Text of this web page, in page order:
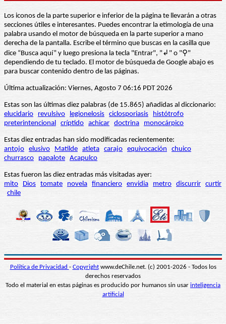
Los iconos de la parte superior e inferior de la página te llevarán a otras
secciones útiles e interesantes. Puedes encontrar la etimología de una
palabra usando el motor de búsqueda en la parte superior a mano
derecha de la pantalla. Escribe el término que buscas en la casilla que
dice “Busca aquí” y luego presiona la tecla "Entrar", "↲" o "⚲"
dependiendo de tu teclado. El motor de búsqueda de Google abajo es
para buscar contenido dentro de las páginas.
Última actualización: Viernes, Agosto 7 06:16 PDT 2026
Estas son las últimas diez palabras (de 15.865) añadidas al diccionario:
elucidario
revulsivo legionelosis ciclosporiasis
histótrofo
preterintencional críptido achicar doctrina monocárpico
Estas diez entradas han sido modificadas recientemente:
antojo elusivo Matilde atleta carajo equivocación
chuico
churrasco
papalote Acapulco
Estas fueron las diez entradas más visitadas ayer:
mito
Dios tomate novela financiero envidia metro discurrir curtir
chile
Política de Privacidad - Copyrightwww.deChile.net. (c) 2001-2026 - Todos los
derechos reservados
Todo el material en estas páginas es producido por humanos sin usar inteligencia
artificial